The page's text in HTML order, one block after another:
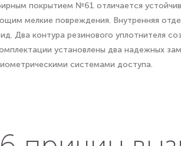
покрытием №61 отличается
мелкие повреждения. Внутренняя
Два контура резинового уплотнителя
установлены два надежных
системами доступа.